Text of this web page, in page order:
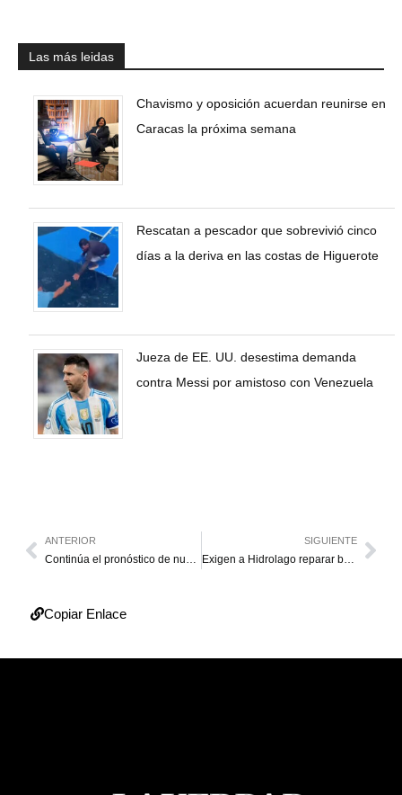
Las más leidas
Chavismo y oposición acuerdan reunirse en
Caracas la próxima semana
Rescatan a pescador que sobrevivió cinco
días a la deriva en las costas de Higuerote
Jueza de EE. UU. desestima demanda
contra Messi por amistoso con Venezuela
ANTERIOR
Continúa el pronóstico de nubosidad y lluvias en Zulia
SIGUIENTE
Exigen a Hidrolago reparar bote de aguas y “mega hueco” en la Curva de Molina
Copiar Enlace